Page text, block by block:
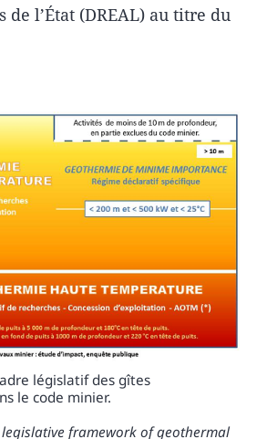
de l’État (DREAL) au titre du
législatif des gîtes
le code minier.
framework of geothermal